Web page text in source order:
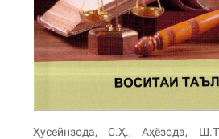
Ҳусейнзода, С.Ҳ., Аҳёзода,